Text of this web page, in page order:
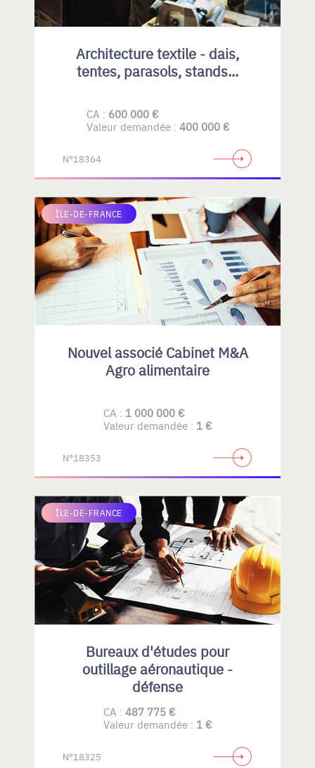
Architecture textile - dais,
tentes, parasols, stands...
CA : 600 000 €
Valeur demandée : 400 000 €
N°18364
ÎLE-DE-FRANCE
Nouvel associé Cabinet M&A
Agro alimentaire
CA : 1 000 000 €
Valeur demandée : 1 €
N°18353
ÎLE-DE-FRANCE
Bureaux d'études pour
outillage aéronautique -
défense
CA : 487 775 €
Valeur demandée : 1 €
N°18325